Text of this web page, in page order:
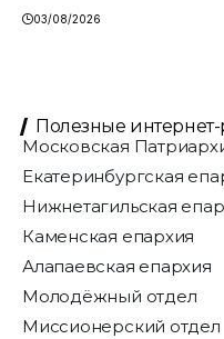
03/08/2026
Полезные
Московская
Екатеринбургская
Нижнетагильская
Каменская епархия
Алапаевская епархия
Молодёжный отдел
Миссионерский отдел